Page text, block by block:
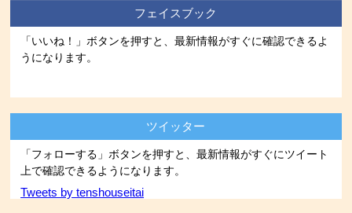
フェイスブック
「いいね！」ボタンを押すと、最新情報がすぐに確認できるよ
うになります。
ツイッター
「フォローする」ボタンを押すと、最新情報がすぐにツイート
上で確認できるようになります。
Tweets by tenshouseitai